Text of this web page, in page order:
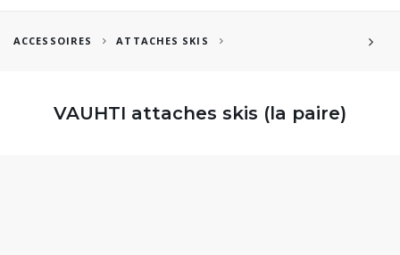
ACCESSOIRES ATTACHES SKIS
VAUHTI attaches skis (la paire)